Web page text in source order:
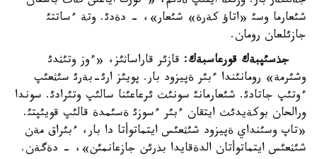
شئعارما وسئ «اتاؤ كةرة» شئعار»، - دةدئ. وتة ءساتتئ
جازئلعان رومان.
جذسئپبةك قورعاسبةك: قازئر قاراساثئز، «ءوز وتئثدئ
وشئرمة» رومانئندا ءبئر ةپيزود بار. پويئز ارئ-بةرئ سئثعئپ
ءوتئپ جاتادئ. شئعارمانئ سونئث ئرعاعئنا سالئپ وتئرادئ. سوندا
ورالحان بوكةيدئث ايتقان ءبئر ءسوزئ ةسئمدة قالئپ قويئپتئ.
«تاپ وسئنداي ةپيزود شئثعئس ايتماتوأتا دا بار، ءبئراق مةن
شئثعئس ايتماتوأتان الدةقايدا بذرئن جازعانمئن»، - دةگةن.